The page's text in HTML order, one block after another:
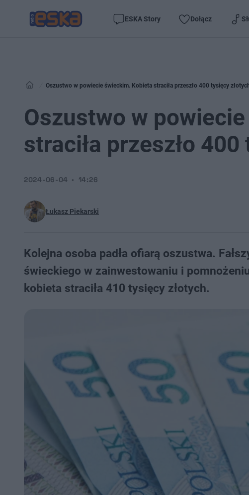
ESKA Story Dołącz
Oszustwo w powiecie świeckim. Kobieta straciła przeszło 400 tysięcy
Oszustwo w
straciła przeszło
Łukasz Piekarski
2024-06-04 14:26
Kolejna osoba padła ofiarą oszustwa.
świeckiego w zainwestowaniu i
kobieta straciła 410 tysięcy złotych.